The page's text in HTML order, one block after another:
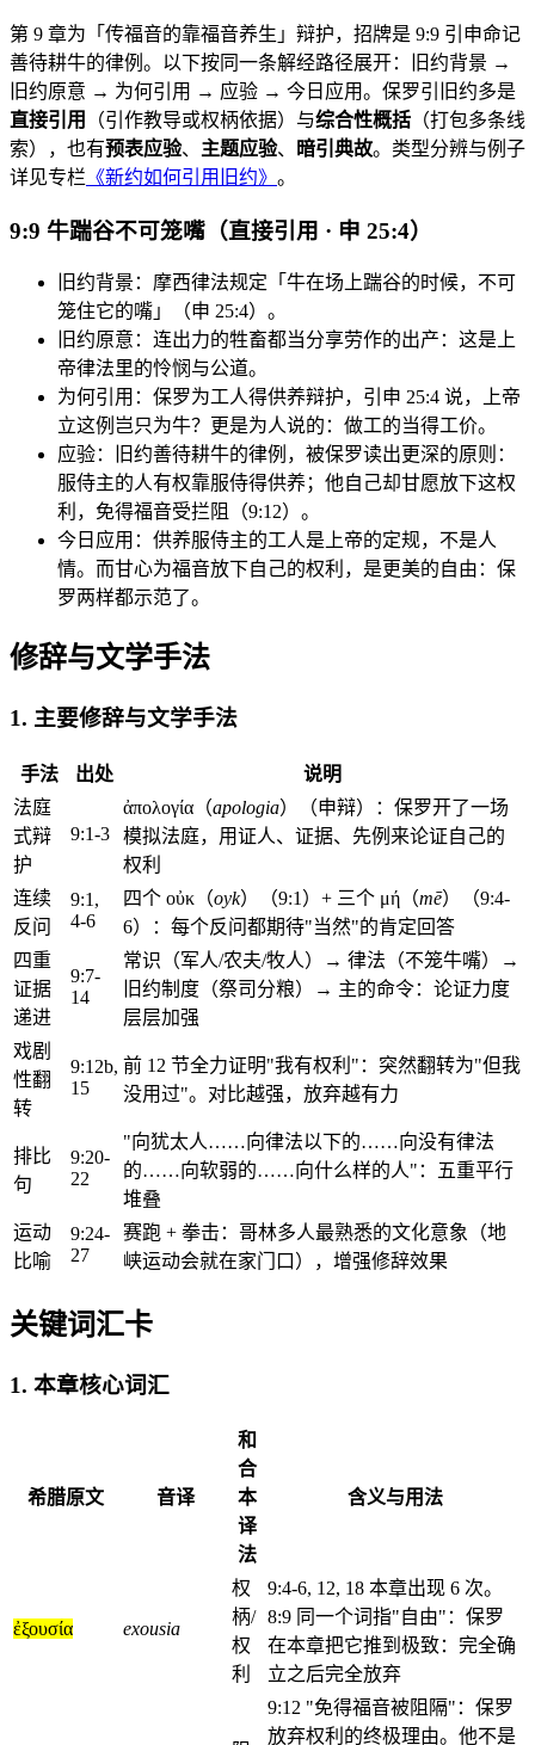
第 9 章为「传福音的靠福音养生」辩护，招牌是 9:9 引申命记
善待耕牛的律例。以下按同一条解经路径展开：旧约背景 →
旧约原意 → 为何引用 → 应验 → 今日应用。保罗引旧约多是
直接引用
（引作教导或权柄依据）与综合性概括 （打包多条线
索），也有预表应验、 主题应验、 暗引典故。类型分辨与例子
详见专栏 《新约如何引用旧约》 。
9:9 牛踹谷不可笼嘴（直接引用 · 申 25:4）
旧约背景：摩西律法规定「牛在场上踹谷的时候，不可
笼住它的嘴」（申 25:4）。
旧约原意：连出力的牲畜都当分享劳作的出产：这是上
帝律法里的怜悯与公道。
为何引用：保罗为工人得供养辩护，引申 25:4 说，上帝
立这例岂只为牛？更是为人说的：做工的当得工价。
应验：旧约善待耕牛的律例，被保罗读出更深的原则：
服侍主的人有权靠服侍得供养；他自己却甘愿放下这权
利，免得福音受拦阻（9:12）。
今日应用：供养服侍主的工人是上帝的定规，不是人
情。而甘心为福音放下自己的权利，是更美的自由：保
罗两样都示范了。
修辞与文学手法
1. 主要修辞与文学手法
手法 出处
说明
法庭
式辩
护
9:1-3
ἀπολογία（apologia）（申辩）：保罗开了一场
模拟法庭，用证人、证据、先例来论证自己的
权利
连续
反问
9:1,
4-6
四个 οὐκ（oyk）（9:1）+ 三个 μή（mē）（9:4-
6）：每个反问都期待"当然"的肯定回答
四重
证据
递进
9:7-
14
常识（军人/农夫/牧人）→ 律法（不笼牛嘴）→
旧约制度（祭司分粮）→ 主的命令：论证力度
层层加强
戏剧
性翻
转
9:12b,
15
前 12 节全力证明"我有权利"：突然翻转为"但我
没用过"。对比越强，放弃越有力
排比
句
9:20-
22
"向犹太人……向律法以下的……向没有律法
的……向软弱的……向什么样的人"：五重平行
堆叠
运动
比喻
9:24-
27
赛跑 + 拳击：哥林多人最熟悉的文化意象（地
峡运动会就在家门口），增强修辞效果
关键词汇卡
1. 本章核心词汇
希腊原文 音译
和
合
本
译
法
含义与用法
ἐξουσία exousia
权
柄/
权
利
9:4-6, 12, 18 本章出现 6 次。
8:9 同一个词指"自由"：保罗
在本章把它推到极致：完全确
立之后完全放弃
9:12 "免得福音被阻隔"：保罗
放弃权利的终极理由。他不是